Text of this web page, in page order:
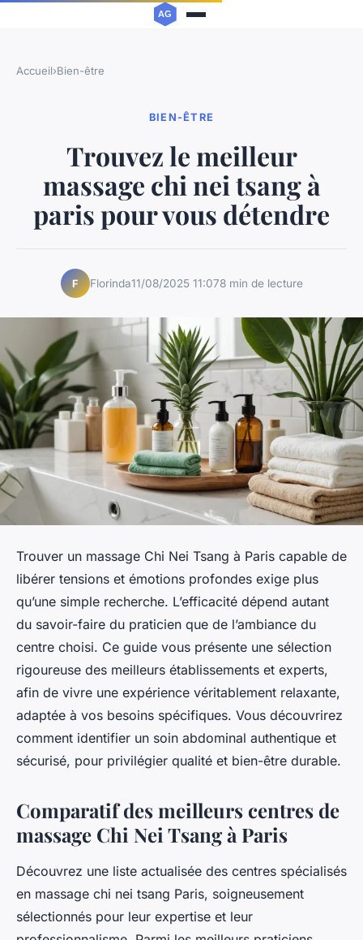
Accueil›Bien-être
BIEN-ÊTRE
Trouvez le meilleur
massage chi nei tsang à
paris pour vous détendre
F Florinda11/08/2025 11:078 min de lecture
Trouver un massage Chi Nei Tsang à Paris capable de
libérer tensions et émotions profondes exige plus
qu’une simple recherche. L’efficacité dépend autant
du savoir-faire du praticien que de l’ambiance du
centre choisi. Ce guide vous présente une sélection
rigoureuse des meilleurs établissements et experts,
afin de vivre une expérience véritablement relaxante,
adaptée à vos besoins spécifiques. Vous découvrirez
comment identifier un soin abdominal authentique et
sécurisé, pour privilégier qualité et bien-être durable.
Comparatif des meilleurs centres de
massage Chi Nei Tsang à Paris
Découvrez une liste actualisée des centres spécialisés
en massage chi nei tsang Paris, soigneusement
sélectionnés pour leur expertise et leur